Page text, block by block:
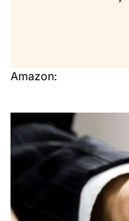
Amazon: